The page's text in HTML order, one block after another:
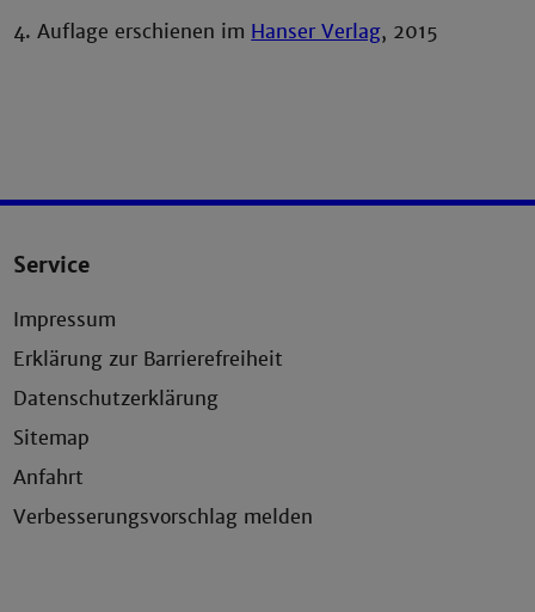
4. Auflage erschienen im Hanser Verlag, 2015
Service
Impressum
Erklärung zur Barrierefreiheit
Datenschutzerklärung
Sitemap
Anfahrt
Verbesserungsvorschlag melden